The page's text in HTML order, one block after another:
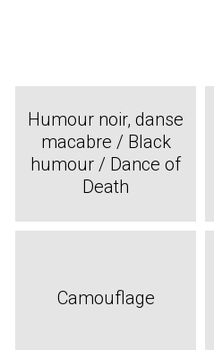
Humour noir, danse
macabre / Black
humour / Dance of
Death
Camouflage